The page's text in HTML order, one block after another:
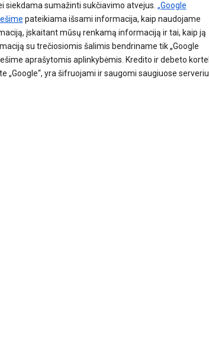
siekdama sumažinti sukčiavimo atvejus. „Google
pateikiama išsami informacija, kaip naudojame
įskaitant mūsų renkamą informaciją ir tai, kaip ją
su trečiosiomis šalimis bendriname tik „Google
aprašytomis aplinkybėmis. Kredito ir debeto
„Google“, yra šifruojami ir saugomi saugiuose